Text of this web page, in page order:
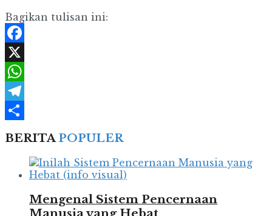
Bagikan tulisan ini:
Facebook
X
WhatsApp
Telegram
BERITAPOPULER
Mengenal Sistem Pencernaan
Manusia yang Hebat